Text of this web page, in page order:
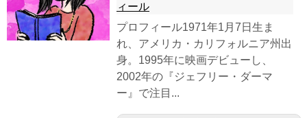
ィール
プロフィール1971年1月7日生ま
れ、アメリカ・カリフォルニア州出
身。1995年に映画デビューし、
2002年の『ジェフリー・ダーマ
ー』で注目...